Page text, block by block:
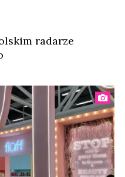
radarze